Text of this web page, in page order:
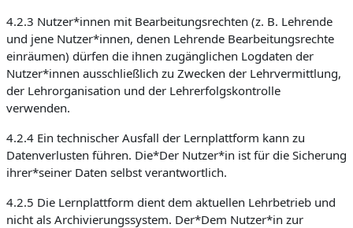
4.2.3 Nutzer*innen mit Bearbeitungsrechten (z. B. Lehrende
und jene Nutzer*innen, denen Lehrende Bearbeitungsrechte
einräumen) dürfen die ihnen zugänglichen Logdaten der
Nutzer*innen ausschließlich zu Zwecken der Lehrvermittlung,
der Lehrorganisation und der Lehrerfolgskontrolle
verwenden.
4.2.4 Ein technischer Ausfall der Lernplattform kann zu
Datenverlusten führen. Die*Der Nutzer*in ist für die Sicherung
ihrer*seiner Daten selbst verantwortlich.
4.2.5 Die Lernplattform dient dem aktuellen Lehrbetrieb und
nicht als Archivierungssystem. Der*Dem Nutzer*in zur